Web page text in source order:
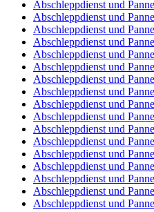
Abschleppdienst und
Abschleppdienst und
Abschleppdienst und
Abschleppdienst und
Abschleppdienst und
Abschleppdienst und
Abschleppdienst und
Abschleppdienst und
Abschleppdienst und
Abschleppdienst und
Abschleppdienst und
Abschleppdienst und
Abschleppdienst und
Abschleppdienst und
Abschleppdienst und
Abschleppdienst und
Abschleppdienst und